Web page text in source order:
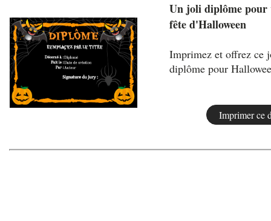
Un joli diplôme pour
fête d'Halloween
Imprimez et offrez ce
diplôme pour